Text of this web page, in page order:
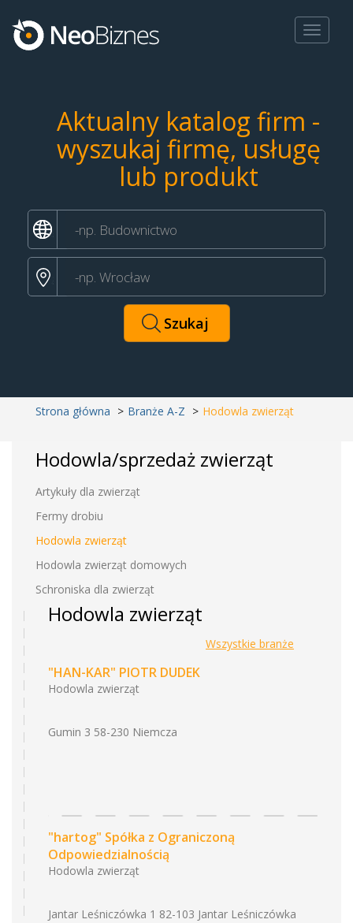
Toggle
Aktualny katalog firm -
wyszukaj firmę, usługę
lub produkt
Strona główna Branże A-Z Hodowla zwierząt
Hodowla/sprzedaż zwierząt
Artykuły dla zwierząt
Fermy drobiu
Hodowla zwierząt
Hodowla zwierząt domowych
Schroniska dla zwierząt
Hodowla zwierząt
Wszystkie branże
"HAN-KAR" PIOTR DUDEK
Hodowla zwierząt
Gumin 3 58-230 Niemcza
"hartog" Spółka z Ograniczoną
Odpowiedzialnością
Hodowla zwierząt
Jantar Leśniczówka 1 82-103 Jantar Leśniczówka